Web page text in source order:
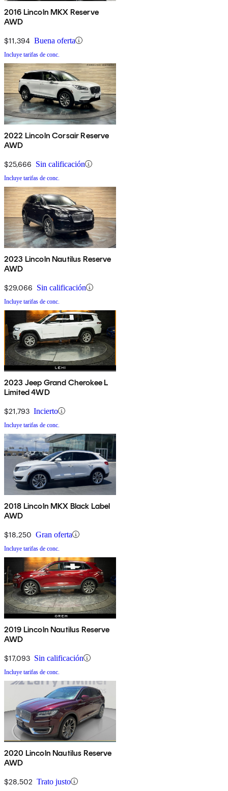
2016 Lincoln MKX Reserve
AWD
$11,394 Buena oferta
Incluye tarifas de conc.
2022 Lincoln Corsair Reserve
AWD
$25,666 Sin calificación
Incluye tarifas de conc.
2023 Lincoln Nautilus Reserve
AWD
$29,066 Sin calificación
Incluye tarifas de conc.
2023 Jeep Grand Cherokee L
Limited 4WD
$21,793 Incierto
Incluye tarifas de conc.
2018 Lincoln MKX Black Label
AWD
$18,250 Gran oferta
Incluye tarifas de conc.
2019 Lincoln Nautilus Reserve
AWD
$17,093 Sin calificación
Incluye tarifas de conc.
2020 Lincoln Nautilus Reserve
AWD
$28,502 Trato justo